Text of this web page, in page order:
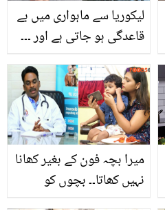
لیکوریا سے ماہواری میں بے
قاعدگی ہو جاتی ہے اور ۔۔۔
سے کیسے بتاتے ہیں؟ جانیں
وہ معلومات جو آپ کو بھی
معلوم ہونی چاہیئے
میرا بچہ فون کے بغیر کھانا
نہیں کھاتا۔۔ بچوں کو